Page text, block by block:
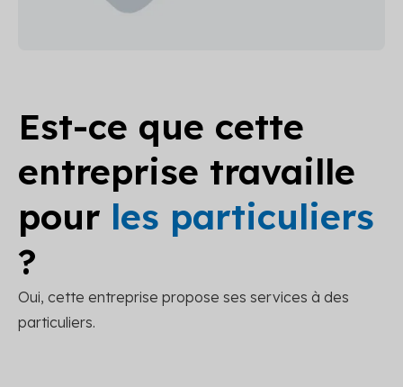
Est-ce que cette
entreprise travaille
pour les particuliers
?
Oui, cette entreprise propose ses services à des
particuliers.